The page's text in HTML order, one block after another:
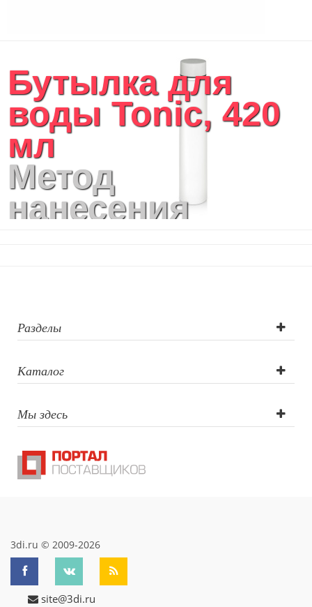
Бутылка для
воды Tonic, 420
мл
Метод
нанесения
Тампопечать,
УФ-печать
круговая, УФ-
печать
Разделы
Каталог
Мы здесь
3di.ru © 2009-2026
site@3di.ru